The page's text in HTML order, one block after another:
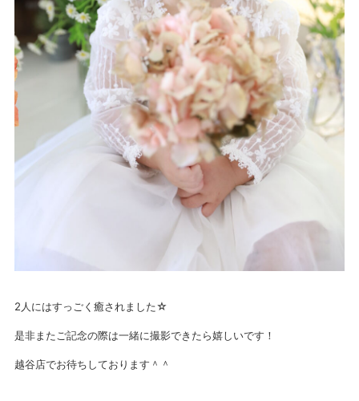
2人にはすっごく癒されました☆
是非またご記念の際は一緒に撮影できたら嬉しいです！
越谷店でお待ちしております＾＾